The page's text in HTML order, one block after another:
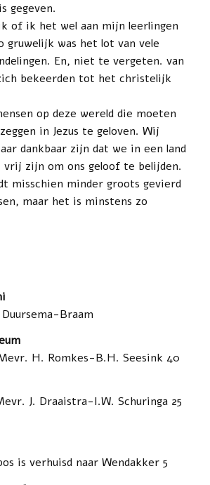
gegeven.
of ik het wel aan mijn leerlingen
gruwelijk was het lot van vele
En, niet te vergeten. van
bekeerden tot het christelijk
op deze wereld die moeten
in Jezus te geloven. Wij
dankbaar zijn dat we in een land
vrij zijn om ons geloof te belijden.
misschien minder groots gevierd
maar het is minstens zo
Braam
H. Romkes-B.H. Seesink 40
J. Draaistra-I.W. Schuringa 25
is verhuisd naar Wendakker 5